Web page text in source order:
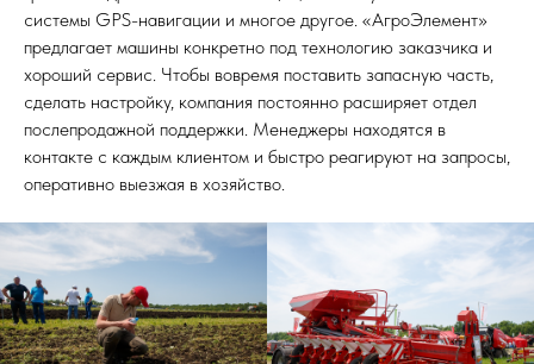
системы GPS-навигации и многое другое. «АгроЭлемент»
предлагает машины конкретно под технологию заказчика и
хороший сервис. Чтобы вовремя поставить запасную часть,
сделать настройку, компания постоянно расширяет отдел
послепродажной поддержки. Менеджеры находятся в
контакте с каждым клиентом и быстро реагируют на запросы,
оперативно выезжая в хозяйство.